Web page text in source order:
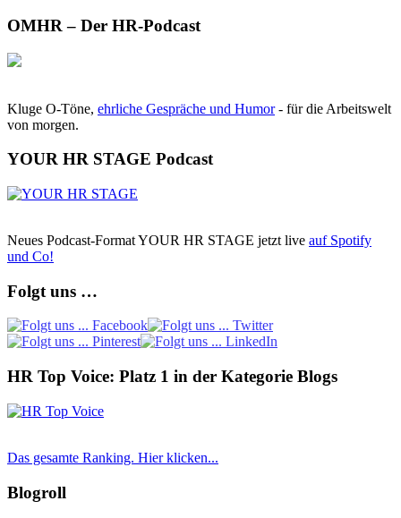
OMHR – Der HR-Podcast
Kluge O-Töne, ehrliche Gespräche und Humor- für die Arbeitswelt
von morgen.
YOUR HR STAGE Podcast
Neues Podcast-Format YOUR HR STAGE jetzt live auf Spotify
und Co!
Folgt uns …
HR Top Voice: Platz 1 in der Kategorie Blogs
Das gesamte Ranking. Hier klicken...
Blogroll